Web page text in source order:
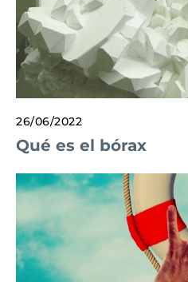
26/06/2022
Qué es el bórax